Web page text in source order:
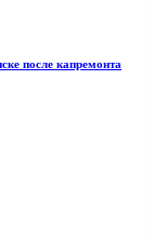
после капремонта